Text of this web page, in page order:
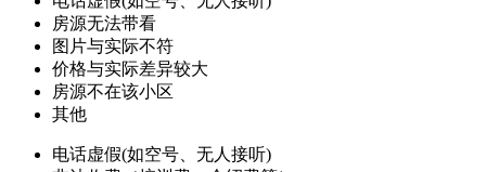
房源无法带看
图片与实际不符
价格与实际差异较大
房源不在该小区
其他
电话虚假(如空号、无人接听)